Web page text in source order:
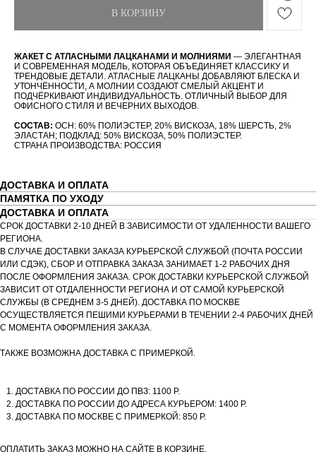
В КОРЗИНУ
ЖАКЕТ С АТЛАСНЫМИ ЛАЦКАНАМИ И МОЛНИЯМИ — ЭЛЕГАНТНАЯ
И СОВРЕМЕННАЯ МОДЕЛЬ, КОТОРАЯ ОБЪЕДИНЯЕТ КЛАССИКУ И
ТРЕНДОВЫЕ ДЕТАЛИ. АТЛАСНЫЕ ЛАЦКАНЫ ДОБАВЛЯЮТ БЛЕСКА И
УТОНЧЁННОСТИ, А МОЛНИИ СОЗДАЮТ СМЕЛЫЙ АКЦЕНТ И
ПОДЧЁРКИВАЮТ ИНДИВИДУАЛЬНОСТЬ. ОТЛИЧНЫЙ ВЫБОР ДЛЯ
ОФИСНОГО СТИЛЯ И ВЕЧЕРНИХ ВЫХОДОВ.
СОСТАВ: ОСН: 60% ПОЛИЭСТЕР, 20% ВИСКОЗА, 18% ШЕРСТЬ, 2%
ЭЛАСТАН; ПОДКЛАД: 50% ВИСКОЗА, 50% ПОЛИЭСТЕР.
СТРАНА ПРОИЗВОДСТВА: РОССИЯ
ДОСТАВКА И ОПЛАТА
ПАМЯТКА ПО УХОДУ
ДОСТАВКА И ОПЛАТА
СРОК ДОСТАВКИ 2-10 ДНЕЙ В ЗАВИСИМОСТИ ОТ УДАЛЕННОСТИ ВАШЕГО
РЕГИОНА.
В СЛУЧАЕ ДОСТАВКИ ЗАКАЗА КУРЬЕРСКОЙ СЛУЖБОЙ (ПОЧТА РОССИИ
ИЛИ СДЭК), СБОР И ОТПРАВКА ЗАКАЗА ЗАНИМАЕТ 1-2 РАБОЧИХ ДНЯ
ПОСЛЕ ОФОРМЛЕНИЯ ЗАКАЗА. СРОК ДОСТАВКИ КУРЬЕРСКОЙ СЛУЖБОЙ
ЗАВИСИТ ОТ ОТДАЛЕННОСТИ РЕГИОНА И ОТ САМОЙ КУРЬЕРСКОЙ
СЛУЖБЫ (В СРЕДНЕМ 3-5 ДНЕЙ). ДОСТАВКА ПО МОСКВЕ
ОСУЩЕСТВЛЯЕТСЯ ПЕШИМИ КУРЬЕРАМИ В ТЕЧЕНИИ 2-4 РАБОЧИХ ДНЕЙ
С МОМЕНТА ОФОРМЛЕНИЯ ЗАКАЗА.
ТАКЖЕ ВОЗМОЖНА ДОСТАВКА С ПРИМЕРКОЙ.
ДОСТАВКА ПО РОССИИ ДО ПВЗ: 1100 Р.
ДОСТАВКА ПО РОССИИ ДО АДРЕСА КУРЬЕРОМ: 1400 Р.
ДОСТАВКА ПО МОСКВЕ С ПРИМЕРКОЙ: 850 Р.
ОПЛАТИТЬ ЗАКАЗ МОЖНО НА САЙТЕ В КОРЗИНЕ.